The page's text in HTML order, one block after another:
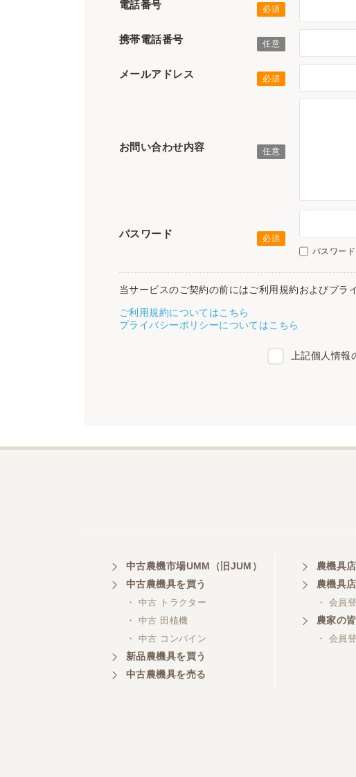
電話番号
携帯電話番号
メールアドレス
お問い合わせ内容
パスワード
パスワー
当サービスのご契約の前にはご利用規約およびプラ
ご利用規約についてはこちら
プライバシーポリシーについてはこちら
上記個人情
中古農機市場UMM（旧JUM）
中古農機具を買う
・ 中古 トラクター
・ 中古 田植機
・ 中古 コンバイン
新品農機具を買う
中古農機具を売る
農機具
農機具
・ 会員
農家の
・ 会員